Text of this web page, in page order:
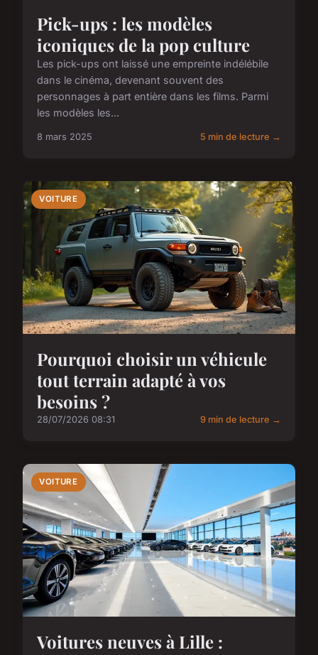
Pick-ups : les modèles
iconiques de la pop culture
Les pick-ups ont laissé une empreinte indélébile
dans le cinéma, devenant souvent des
personnages à part entière dans les films. Parmi
les modèles les...
8 mars 2025 5 min de lecture →
VOITURE
Pourquoi choisir un véhicule
tout terrain adapté à vos
besoins ?
28/07/2026 08:31 9 min de lecture →
VOITURE
Voitures neuves à Lille :